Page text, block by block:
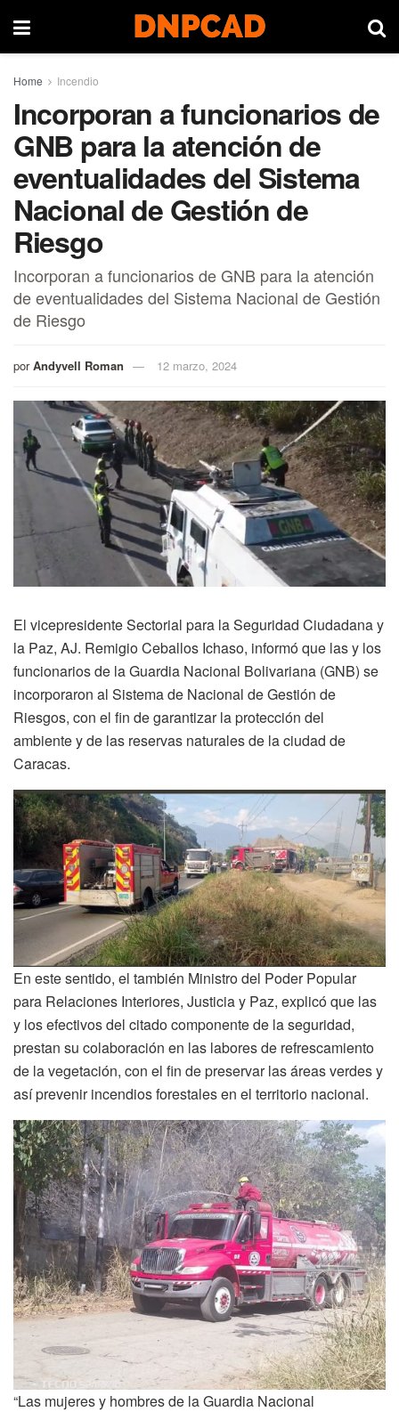
Home Incendio
Incorporan a funcionarios de
GNB para la atención de
eventualidades del Sistema
Nacional de Gestión de
Riesgo
Incorporan a funcionarios de GNB para la atención
de eventualidades del Sistema Nacional de Gestión
de Riesgo
por Andyvell Roman 12 marzo, 2024
El vicepresidente Sectorial para la Seguridad Ciudadana y
la Paz, AJ. Remigio Ceballos Ichaso, informó que las y los
funcionarios de la Guardia Nacional Bolivariana (GNB) se
incorporaron al Sistema de Nacional de Gestión de
Riesgos, con el fin de garantizar la protección del
ambiente y de las reservas naturales de la ciudad de
Caracas.
En este sentido, el también Ministro del Poder Popular
para Relaciones Interiores, Justicia y Paz, explicó que las
y los efectivos del citado componente de la seguridad,
prestan su colaboración en las labores de refrescamiento
de la vegetación, con el fin de preservar las áreas verdes y
así prevenir incendios forestales en el territorio nacional.
“Las mujeres y hombres de la Guardia Nacional